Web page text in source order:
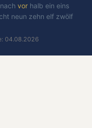
nach vor halb ein eins
neun zehn elf zwölf
04.08.2026